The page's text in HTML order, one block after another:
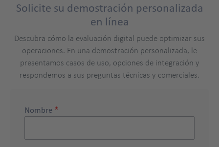
Solicite su demostración personalizada
en línea
Descubra cómo la evaluación digital puede optimizar sus
operaciones. En una demostración personalizada, le
presentamos casos de uso, opciones de integración y
respondemos a sus preguntas técnicas y comerciales.
Nombre